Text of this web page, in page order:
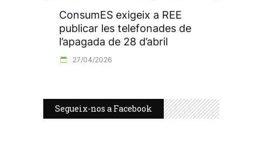
ConsumES exigeix a REE
publicar les telefonades de
l’apagada de 28 d’abril
27/04/2026
Segueix-nos a Facebook